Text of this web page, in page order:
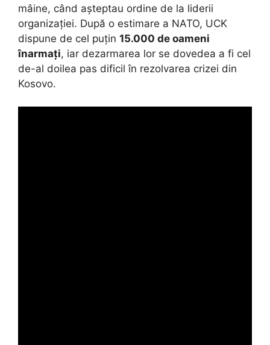
mâine, când așteptau ordine de la liderii
organizației. După o estimare a NATO, UCK
dispune de cel puțin 15.000 de oameni
înarmați, iar dezarmarea lor se dovedea a fi cel
de-al doilea pas dificil în rezolvarea crizei din
Kosovo.